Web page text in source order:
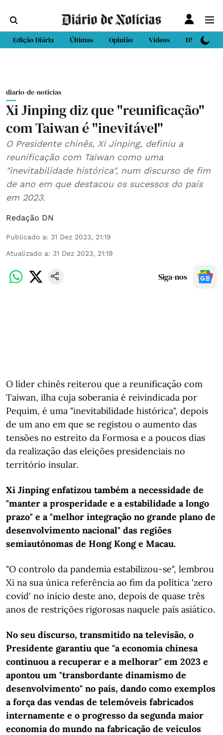
Edição Diária Últimas Opinião Vídeos DN Sport
diario-de-noticias
Xi Jinping diz que "reunificação"
com Taiwan é "inevitável"
O Presidente chinês, Xi Jinping, definiu a
reunificação com Taiwan como uma
"inevitabilidade histórica", num discurso de fim
de ano em que destacou os sucessos do país
em 2023.
Redação DN
Publicado a: 31 Dez 2023, 21:19
Atualizado a: 31 Dez 2023, 21:19
Siga-nos
O líder chinês reiterou que a reunificação com
Taiwan, ilha cuja soberania é reivindicada por
Pequim, é uma "inevitabilidade histórica", depois
de um ano em que se registou o aumento das
tensões no estreito da Formosa e a poucos dias
da realização das eleições presidenciais no
território insular.
Xi Jinping enfatizou também a necessidade de
"manter a prosperidade e a estabilidade a longo
prazo" e a "melhor integração no grande plano de
desenvolvimento nacional" das regiões
semiautónomas de Hong Kong e Macau.
"O controlo da pandemia estabilizou-se", lembrou
Xi na sua única referência ao fim da política 'zero
covid' no início deste ano, depois de quase três
anos de restrições rigorosas naquele país asiático.
No seu discurso, transmitido na televisão, o
Presidente garantiu que "a economia chinesa
continuou a recuperar e a melhorar" em 2023 e
apontou um "transbordante dinamismo de
desenvolvimento" no país, dando como exemplos
a força das vendas de telemóveis fabricados
internamente e o progresso da segunda maior
economia do mundo na fabricação de veículos